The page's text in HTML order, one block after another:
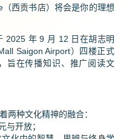
集团
承诺
项
水
理
动
伙伴
西贡书店）将会是你的理想
2025 年 9 月 12 日在胡志明
Saigon Airport）四楼正式
旨在传播知识、推广阅读文
两种文化精神的融合：
与开放；